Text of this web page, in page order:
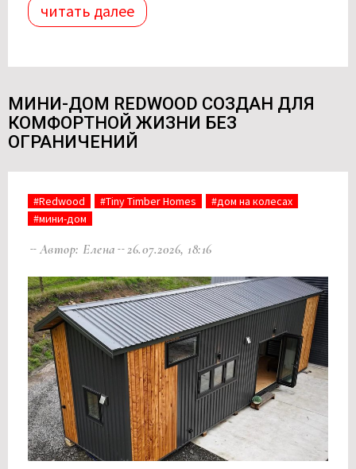
читать далее
МИНИ-ДОМ REDWOOD СОЗДАН ДЛЯ
КОМФОРТНОЙ ЖИЗНИ БЕЗ
ОГРАНИЧЕНИЙ
#Redwood #Tiny Timber Homes
#дом на колесах
#мини-дом
Автор: Елена 26.07.2026, 18:16